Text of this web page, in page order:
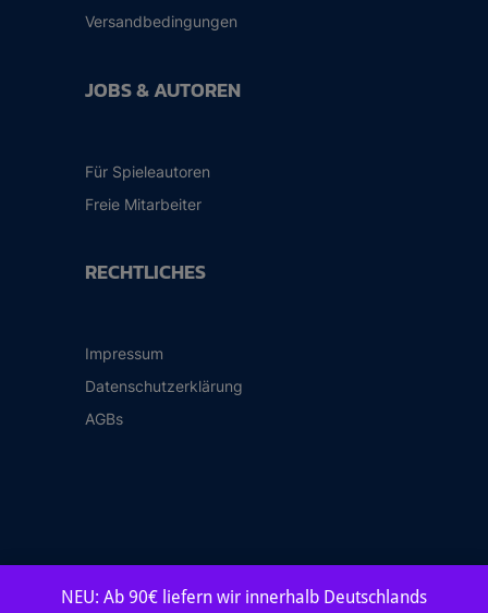
NEU: Ab 90€ liefern wir innerhalb Deutschlands
Versandbedingungen
JOBS & AUTOREN
Für Spieleautoren
Freie Mitarbeiter
RECHTLICHES
Impressum
Datenschutzerklärung
AGBs